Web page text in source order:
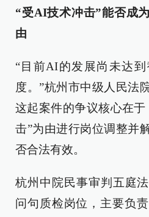
“受AI技术冲击”能否成
由
“目前AI的发展尚未达
度。”杭州市中级人民法
这起案件的争议核心在
击”为由进行岗位调整并
否合法有效。
杭州中院民事审判五庭
问句质检岗位，主要负